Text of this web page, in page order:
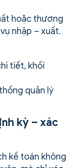
hoặc thương
nhập – xuất.
tiết, khối
quản lý
kỳ – xác
kế toán không